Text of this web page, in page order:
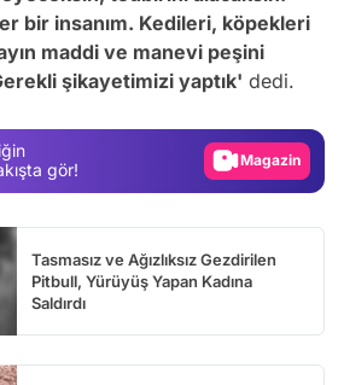
bir insanım. Kedileri, köpekleri
maddi ve manevi peşini
şikayetimizi yaptık' dedi.
gör!
Test
Magazin
Tasmasız ve Ağızlıksız Gezdirilen
Pitbull, Yürüyüş Yapan Kadına
Saldırdı